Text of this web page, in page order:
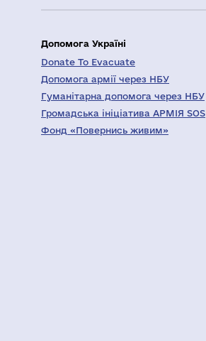
Допомога Україні
Donate To Evacuate
Допомога армії через НБУ
Гуманітарна допомога через НБУ
Громадська ініціатива АРМІЯ SOS
Фонд «Повернись живим»